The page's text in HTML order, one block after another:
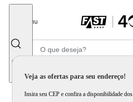
Menu
Veja as ofertas para seu endereço!
Insira seu CEP e confira a disponibilidade dos